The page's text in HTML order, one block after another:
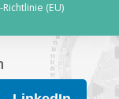
(EU)